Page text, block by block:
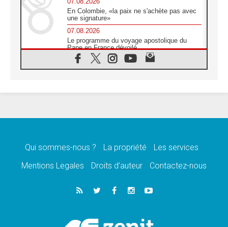
En Colombie, «la paix ne s'achète pas avec
une signature»
07.08.2026
Le programme du voyage apostolique du
Pape en France dévoilé
07.08.2026
1ère Conférence continentale sur l'éducation
07.08.2026
07.08.2026
lancement des «dix jours de prière pour la
06.08.2026
Préparatifs des JMJ 2027 à Séoul: «c'est
Chrétiens et confucéens: respect et sagesse
Qui sommes-nous ? La propriété
Les services
Mentions Legales
Droits d’auteur Contactez-nous